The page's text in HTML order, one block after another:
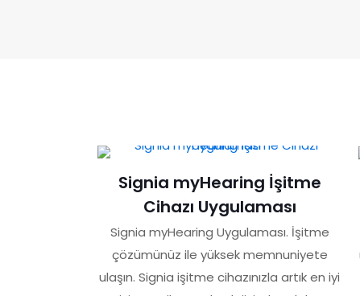
Signia myHearing İşitme
Cihazı Uygulaması
Signia myHearing Uygulaması. İşitme
çözümünüz ile yüksek memnuniyete
ulaşın. Signia işitme cihazınızla artık en iyi